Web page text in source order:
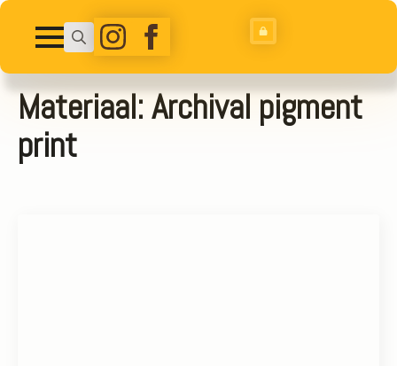
Search
for:
Materiaal:Archival pigment
print